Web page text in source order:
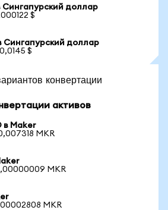
Сингапурский доллар
$
Сингапурский доллар
$
конвертации
активов
в Maker
MKR
MKR
MKR